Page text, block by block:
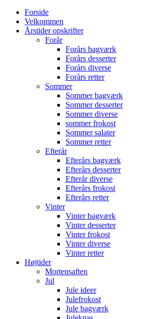
Menu
Forside
Velkommen
Årstider opskrifter
Forår
Forårs bagværk
Forårs desserter
Forårs diverse
Forårs retter
Sommer
Sommer bagværk
Sommer desserter
Sommer diverse
sommer frokost
Sommer salater
Sommer retter
Efterår
Efterårs bagværk
Efterårs desserter
Efterår diverse
Efterårs frokost
Efterårs retter
Vinter
Vinter bagværk
Vinter desserter
Vinter frokost
Vinter diverse
Vinter retter
Højtider
Mortensaften
Jul
Jule ideer
Julefrokost
Jule bagværk